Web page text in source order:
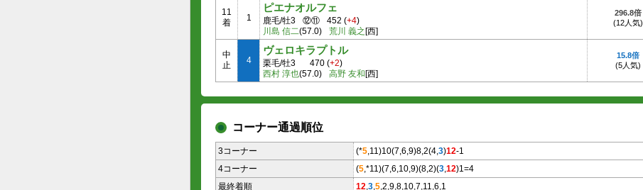
11
着
1
ピエナオルフェ
鹿毛/牡3 ⑫⑪ 452 (+4)
川島 信二(57.0) 荒川 義之[西]
296.8倍
(12人気)
中
止
4
ヴェロキラプトル
栗毛/牡3 470 (+2)
西村 淳也(57.0) 高野 友和[西]
15.8倍
(5人気)
コーナー通過順位
3コーナー (*5 ,11)10(7,6,9)8,2(4, 3)12-1
4コーナー
(5 ,*11)(7,6,10,9)(8,2)(3 12)1=4
最終着順
12 3 5 ,2,9,8,10,7,11,6,1